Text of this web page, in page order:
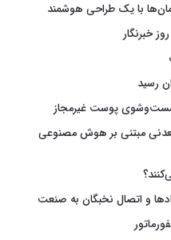
خبرنگار
رسید
پوست غیرمجاز
مبتنی بر هوش مصنوعی
و اتصال نخبگان به صنعت